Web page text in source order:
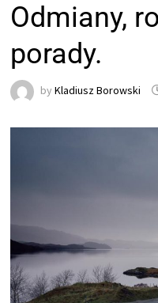
Odmiany,
porady.
byKladiusz Borowski